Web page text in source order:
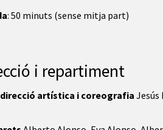
: 50 minuts (sense mitja part)
i repartiment
artística i coreografia Jesús